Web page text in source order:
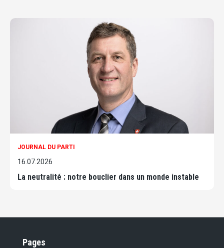
JOURNAL DU PARTI
16.07.2026
La neutralité : notre bouclier dans un monde instable
Pages